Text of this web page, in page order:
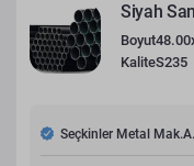
Siyah
Boyut
KaliteS235
Seçkinler Metal